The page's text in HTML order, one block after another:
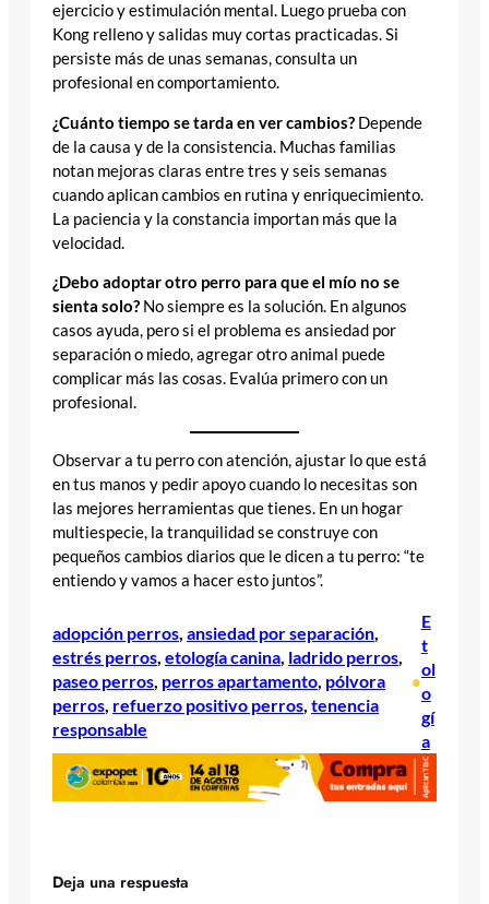
ejercicio y estimulación mental. Luego prueba con
Kong relleno y salidas muy cortas practicadas. Si
persiste más de unas semanas, consulta un
profesional en comportamiento.
¿Cuánto tiempo se tarda en ver cambios? Depende
de la causa y de la consistencia. Muchas familias
notan mejoras claras entre tres y seis semanas
cuando aplican cambios en rutina y enriquecimiento.
La paciencia y la constancia importan más que la
velocidad.
¿Debo adoptar otro perro para que el mío no se
sienta solo? No siempre es la solución. En algunos
casos ayuda, pero si el problema es ansiedad por
separación o miedo, agregar otro animal puede
complicar más las cosas. Evalúa primero con un
profesional.
Observar a tu perro con atención, ajustar lo que está
en tus manos y pedir apoyo cuando lo necesitas son
las mejores herramientas que tienes. En un hogar
multiespecie, la tranquilidad se construye con
pequeños cambios diarios que le dicen a tu perro: “te
entiendo y vamos a hacer esto juntos”.
adopción perros, ansiedad por separación
estrés perros, etología canina, ladrido perros
paseo perros, perros apartamento, pólvora
perros, refuerzo positivo perros, tenencia
responsable
•
E
t
ol
o
gí
a
Deja una respuesta